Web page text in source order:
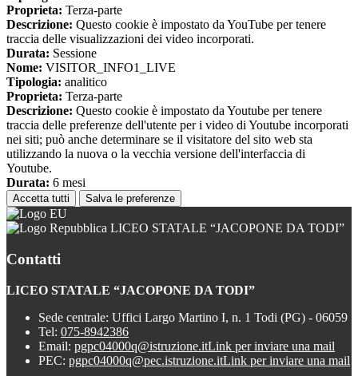
Proprieta: Terza-parte
Descrizione: Questo cookie è impostato da YouTube per tenere
traccia delle visualizzazioni dei video incorporati.
Durata: Sessione
Nome: VISITOR_INFO1_LIVE
Tipologia: analitico
Proprieta: Terza-parte
Descrizione: Questo cookie è impostato da Youtube per tenere
traccia delle preferenze dell'utente per i video di Youtube incorporati
nei siti; può anche determinare se il visitatore del sito web sta
utilizzando la nuova o la vecchia versione dell'interfaccia di
Youtube.
Durata: 6 mesi
Accetta tutti Salva le preferenze
LICEO STATALE “JACOPONE DA TODI”
Contatti
LICEO STATALE “JACOPONE DA TODI”
Sede centrale: Uffici Largo Martino I, n. 1 Todi (PG) - 06059
Tel: 075-8942386
Email: pgpc04000q@istruzione.itLink per inviare una mail
PEC: pgpc04000q@pec.istruzione.itLink per inviare una mail